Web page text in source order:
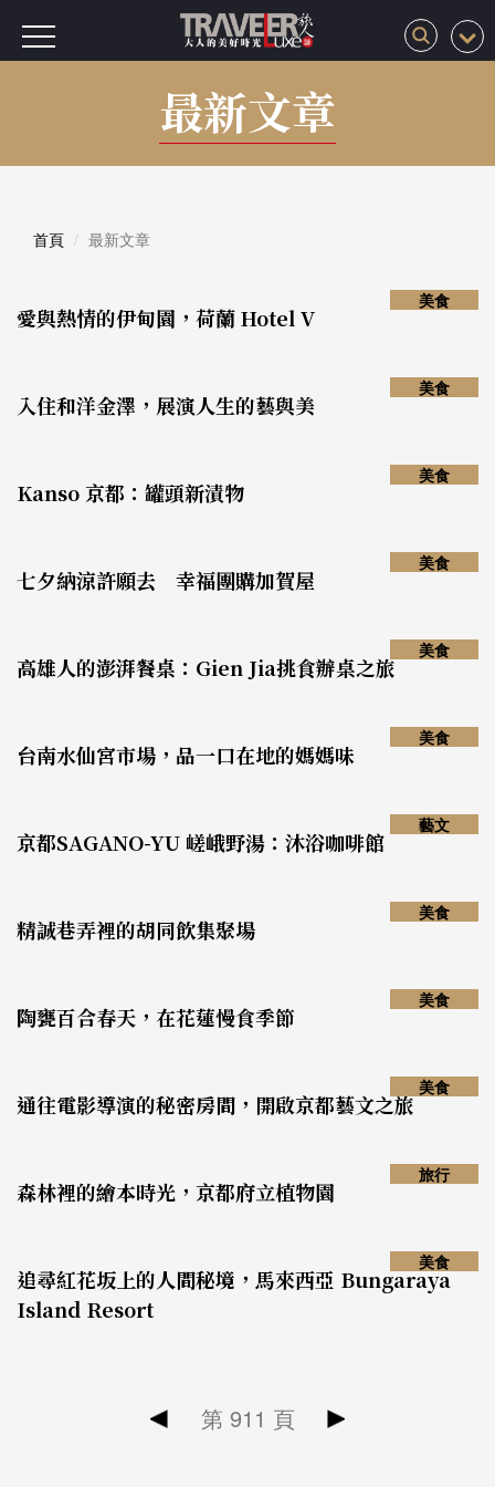
最新文章
首頁 最新文章
愛與熱情的伊甸園，荷蘭 Hotel V
美食
入住和洋金澤，展演人生的藝與美
美食
Kanso 京都：罐頭新漬物
美食
七夕納涼許願去 幸福團購加賀屋
美食
高雄人的澎湃餐桌：Gien Jia挑食辦桌之旅
美食
台南水仙宮市場，品一口在地的媽媽味
美食
京都SAGANO-YU 嵯峨野湯：沐浴咖啡館
藝文
精誠巷弄裡的胡同飲集聚場
美食
陶甕百合春天，在花蓮慢食季節
美食
通往電影導演的秘密房間，開啟京都藝文之旅
美食
森林裡的繪本時光，京都府立植物園
旅行
追尋紅花坂上的人間秘境，馬來西亞 Bungaraya
Island Resort
美食
第 911 頁